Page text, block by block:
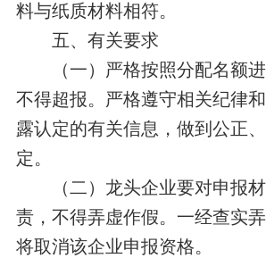
料与纸质材料相符。
五、有关要求
（一）严格按照分配名额进
不得超报。严格遵守相关纪律
露认定的有关信息，做到公正
定。
（二）龙头企业要对申报材
责，不得弄虚作假。一经查实
将取消该企业申报资格。